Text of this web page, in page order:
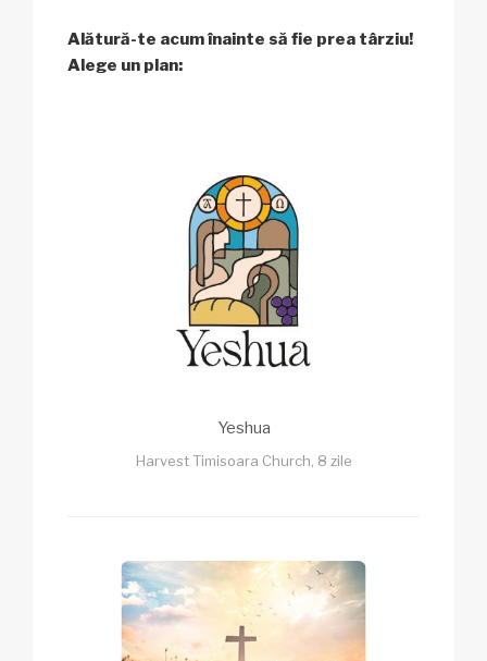
Alătură-te acum înainte să fie prea târziu!
Alege un plan:
Yeshua
Harvest Timisoara Church, 8 zile